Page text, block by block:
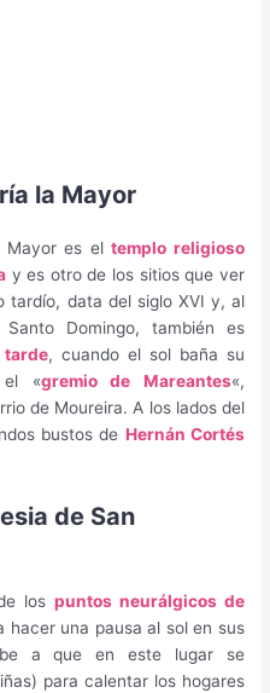
la Mayor
Mayor es eltemplo religioso
y es otro de los sitios que ver
tardío, data del siglo XVI y, al
Domingo, también es
, cuando el sol baña su
el «gremio de Mareantes«,
de Moureira. A los lados del
bustos de Hernán Cortés
de San
los puntos neurálgicos de
hacer una pausa al sol en sus
a que en este lugar se
para calentar los hogares